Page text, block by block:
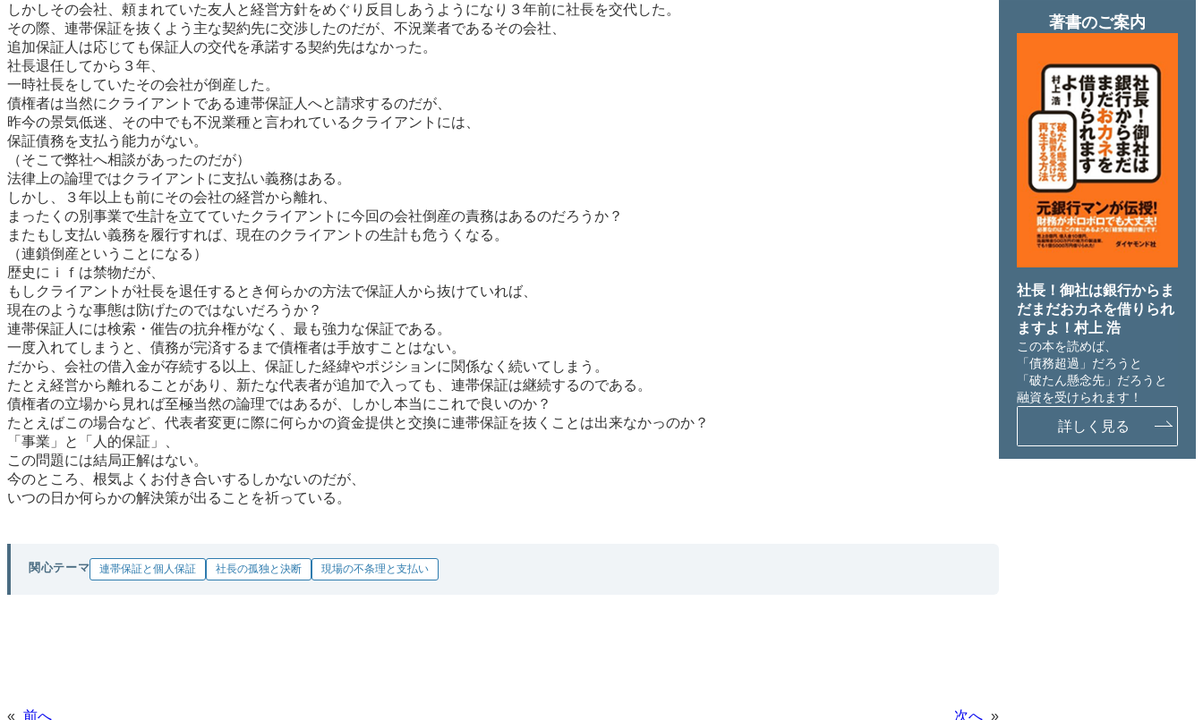
しかしその会社、頼まれていた友人と経営方針をめぐり反目しあうようになり３年前に社長を交代した。
その際、連帯保証を抜くよう主な契約先に交渉したのだが、不況業者であるその会社、
追加保証人は応じても保証人の交代を承諾する契約先はなかった。
社長退任してから３年、
一時社長をしていたその会社が倒産した。
債権者は当然にクライアントである連帯保証人へと請求するのだが、
昨今の景気低迷、その中でも不況業種と言われているクライアントには、
保証債務を支払う能力がない。
（そこで弊社へ相談があったのだが）
法律上の論理ではクライアントに支払い義務はある。
しかし、３年以上も前にその会社の経営から離れ、
まったくの別事業で生計を立てていたクライアントに今回の会社倒産の責務はあるのだろうか？
またもし支払い義務を履行すれば、現在のクライアントの生計も危うくなる。
（連鎖倒産ということになる）
歴史にｉｆは禁物だが、
もしクライアントが社長を退任するとき何らかの方法で保証人から抜けていれば、
現在のような事態は防げたのではないだろうか？
連帯保証人には検索・催告の抗弁権がなく、最も強力な保証である。
一度入れてしまうと、債務が完済するまで債権者は手放すことはない。
だから、会社の借入金が存続する以上、保証した経緯やポジションに関係なく続いてしまう。
たとえ経営から離れることがあり、新たな代表者が追加で入っても、連帯保証は継続するのである。
債権者の立場から見れば至極当然の論理ではあるが、しかし本当にこれで良いのか？
たとえばこの場合など、代表者変更に際に何らかの資金提供と交換に連帯保証を抜くことは出来なかっのか？
「事業」と「人的保証」、
この問題には結局正解はない。
今のところ、根気よくお付き合いするしかないのだが、
いつの日か何らかの解決策が出ることを祈っている。
関心テーマ 連帯保証と個人保証 社長の孤独と決断 現場の不条理と支払い
« 前へ 次へ »
著書のご案内
社長！御社は銀行からま
だまだおカネを借りられ
ますよ！村上 浩
この本を読めば、
「債務超過」だろうと
「破たん懸念先」だろうと
融資を受けられます！
詳しく見る